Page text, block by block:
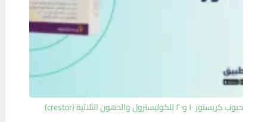
حبوب كريستور ١٠ و٢٠ للكوليسترول والدهون الثلاثية (crestor)